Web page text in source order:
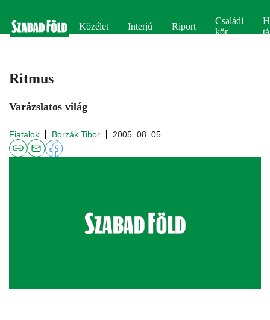
Közélet Interjú Riport
Családi
kör
Ritmus
Varázslatos világ
Fiatalok Borzák Tibor 2005. 08. 05.